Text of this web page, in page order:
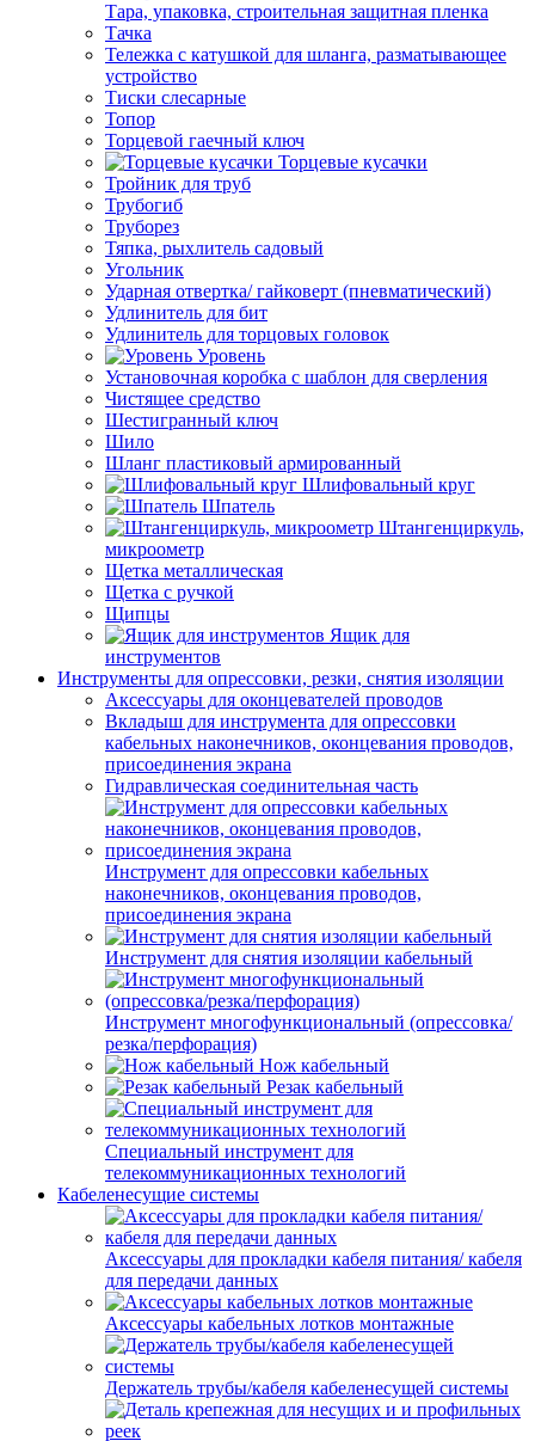
Тара, упаковка, строительная защитная пленка
Тачка
Тележка с катушкой для шланга, разматывающее
устройство
Тиски слесарные
Топор
Торцевой гаечный ключ
Торцевые кусачки
Тройник для труб
Трубогиб
Труборез
Тяпка, рыхлитель садовый
Угольник
Ударная отвертка/ гайковерт (пневматический)
Удлинитель для бит
Удлинитель для торцовых головок
Уровень
Установочная коробка с шаблон для сверления
Чистящее средство
Шестигранный ключ
Шило
Шланг пластиковый армированный
Шлифовальный круг
Шпатель
Штангенциркуль,
микроометр
Щетка металлическая
Щетка с ручкой
Щипцы
Ящик для
инструментов
Инструменты для опрессовки, резки, снятия изоляции
Аксессуары для оконцевателей проводов
Вкладыш для инструмента для опрессовки
кабельных наконечников, оконцевания проводов,
присоединения экрана
Гидравлическая соединительная часть
Инструмент для опрессовки кабельных
наконечников, оконцевания проводов,
присоединения экрана
Инструмент для снятия изоляции кабельный
Инструмент многофункциональный (опрессовка/
резка/перфорация)
Нож кабельный
Резак кабельный
Специальный инструмент для
телекоммуникационных технологий
Кабеленесущие системы
Аксессуары для прокладки кабеля питания/ кабеля
для передачи данных
Аксессуары кабельных лотков монтажные
Держатель трубы/кабеля кабеленесущей системы